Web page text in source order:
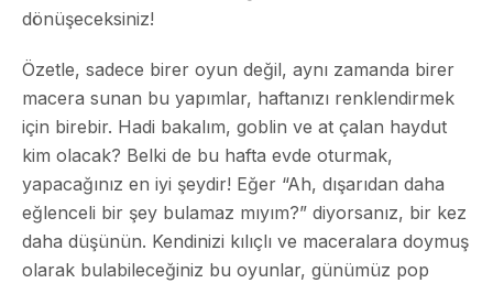
dönüşeceksiniz!
Özetle, sadece birer oyun değil, aynı zamanda birer
macera sunan bu yapımlar, haftanızı renklendirmek
için birebir. Hadi bakalım, goblin ve at çalan haydut
kim olacak? Belki de bu hafta evde oturmak,
yapacağınız en iyi şeydir! Eğer “Ah, dışarıdan daha
eğlenceli bir şey bulamaz mıyım?” diyorsanız, bir kez
daha düşünün. Kendinizi kılıçlı ve maceralara doymuş
olarak bulabileceğiniz bu oyunlar, günümüz pop